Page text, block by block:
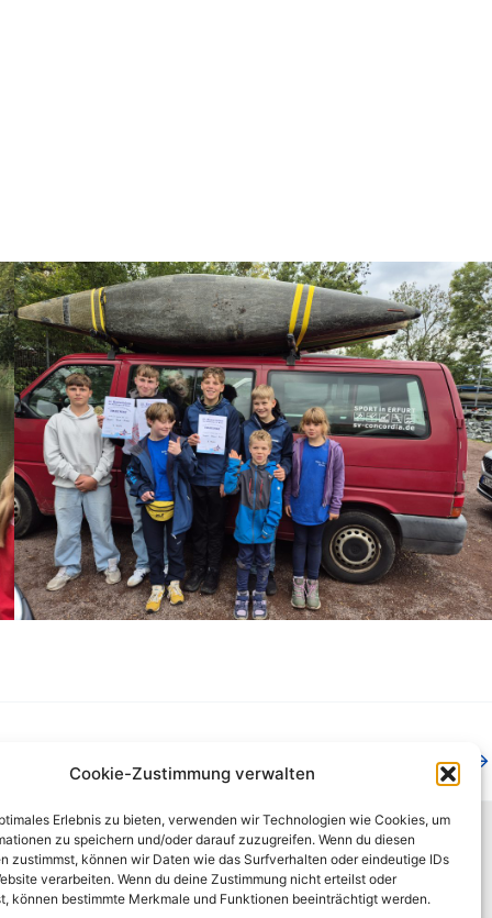
Cookie-Zustimmung verwalten
Erlebnis zu bieten, verwenden wir Technologien wie Cookies, um
zu speichern und/oder darauf zuzugreifen. Wenn du diesen
zustimmst, können wir Daten wie das Surfverhalten oder eindeutige IDs
verarbeiten. Wenn du deine Zustimmung nicht erteilst oder
können bestimmte Merkmale und Funktionen beeinträchtigt werden.
Nächster Beitrag →